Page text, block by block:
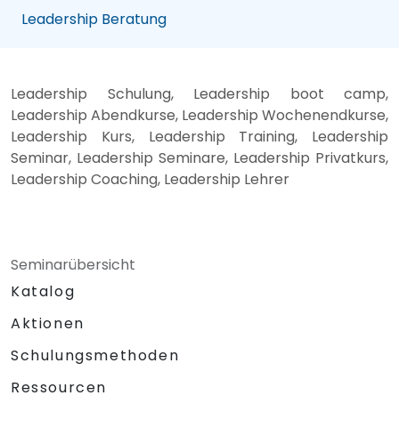
Leadership Beratung
Leadership Schulung, Leadership boot camp,
Leadership Abendkurse, Leadership Wochenendkurse,
Leadership Kurs, Leadership Training, Leadership
Seminar, Leadership Seminare, Leadership Privatkurs,
Leadership Coaching, Leadership Lehrer
Seminarübersicht
Katalog
Aktionen
Schulungsmethoden
Ressourcen